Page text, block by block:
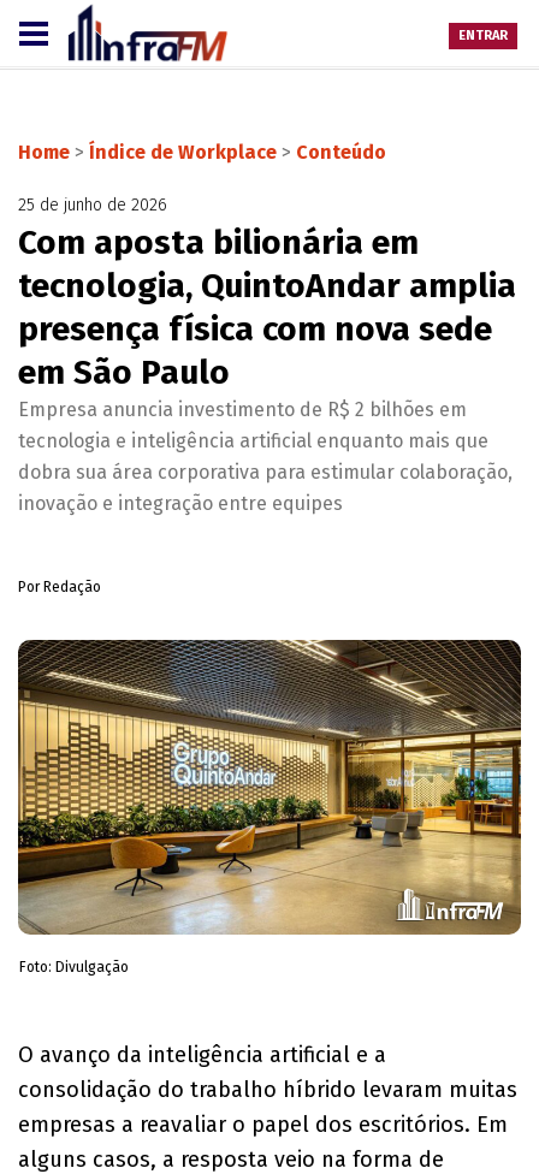
ENTRAR
Home > Índice de Workplace > Conteúdo
25 de junho de 2026
Com aposta bilionária em
tecnologia, QuintoAndar amplia
presença física com nova sede
em São Paulo
Empresa anuncia investimento de R$ 2 bilhões em
tecnologia e inteligência artificial enquanto mais que
dobra sua área corporativa para estimular colaboração,
inovação e integração entre equipes
Por Redação
Foto: Divulgação
O avanço da inteligência artificial e a
consolidação do trabalho híbrido levaram muitas
empresas a reavaliar o papel dos escritórios. Em
alguns casos, a resposta veio na forma de